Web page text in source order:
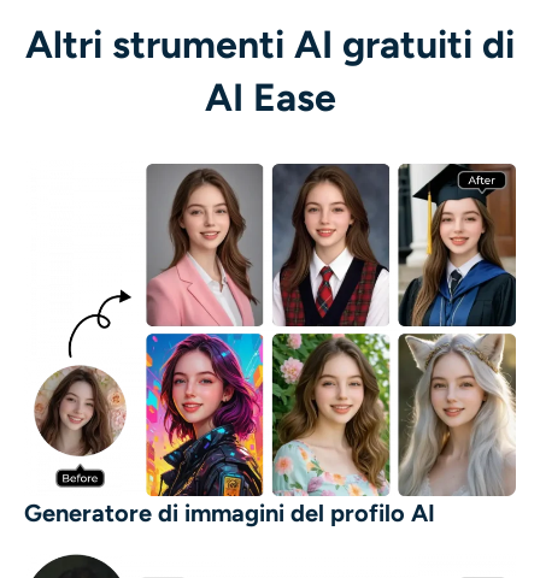
Altri strumenti AI gratuiti di
AI Ease
Generatore di immagini del profilo AI